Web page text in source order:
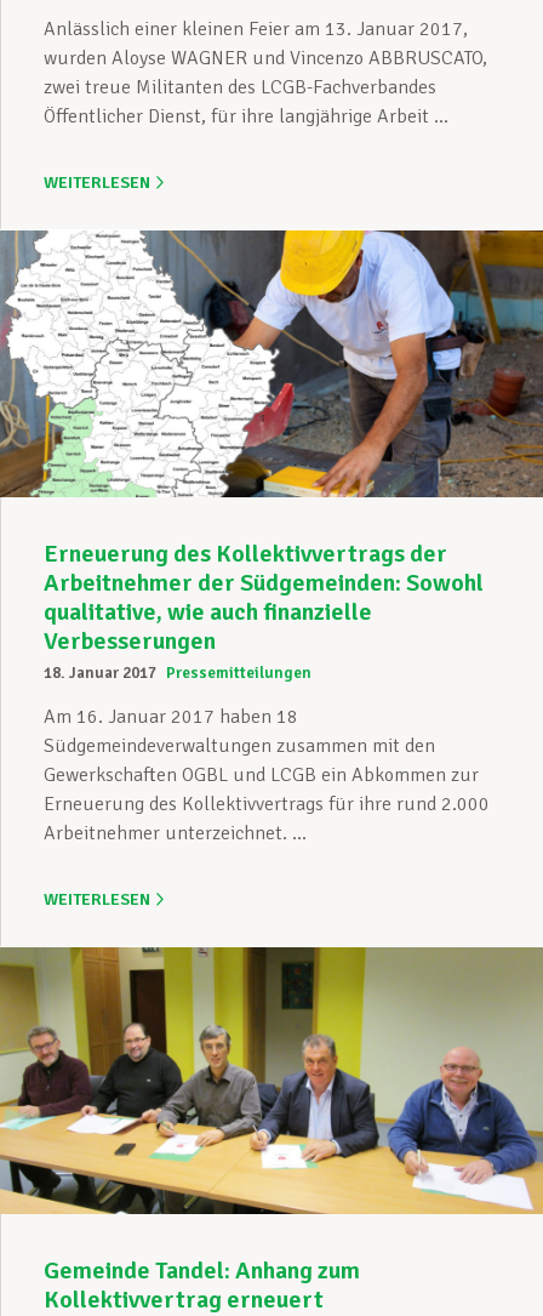
Anlässlich einer kleinen Feier am 13. Januar 2017,
wurden Aloyse WAGNER und Vincenzo ABBRUSCATO,
zwei treue Militanten des LCGB-Fachverbandes
Öffentlicher Dienst, für ihre langjährige Arbeit ...
WEITERLESEN
Erneuerung des Kollektivvertrags der
Arbeitnehmer der Südgemeinden: Sowohl
qualitative, wie auch finanzielle
Verbesserungen
18. Januar 2017 Pressemitteilungen
Am 16. Januar 2017 haben 18
Südgemeindeverwaltungen zusammen mit den
Gewerkschaften OGBL und LCGB ein Abkommen zur
Erneuerung des Kollektivvertrags für ihre rund 2.000
Arbeitnehmer unterzeichnet. ...
WEITERLESEN
Gemeinde Tandel: Anhang zum
Kollektivvertrag erneuert